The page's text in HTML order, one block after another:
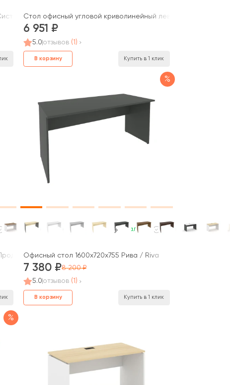
/ Style System
Стол офисный угловой криволинейный левый 1400x1200x750
6 951
5.0отзывов (1)
В корзину Купить в 1 клик
/ Style Project
%
В наличии
Офисный стол 1600x720x755 Рива / Riva
7 380
8 200
5.0 отзывов (1)
В корзину Купить в 1 клик
%